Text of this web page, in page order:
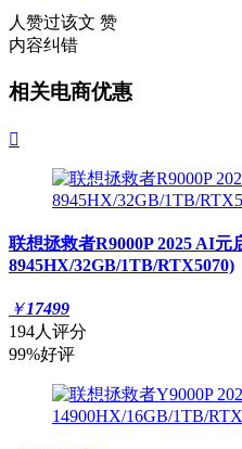
人赞过该文 赞
内容纠错
相关电商优惠

联想拯救者R9000P 2025 AI元
8945HX/32GB/1TB/RTX5070)
￥17499
194人评分
99%好评